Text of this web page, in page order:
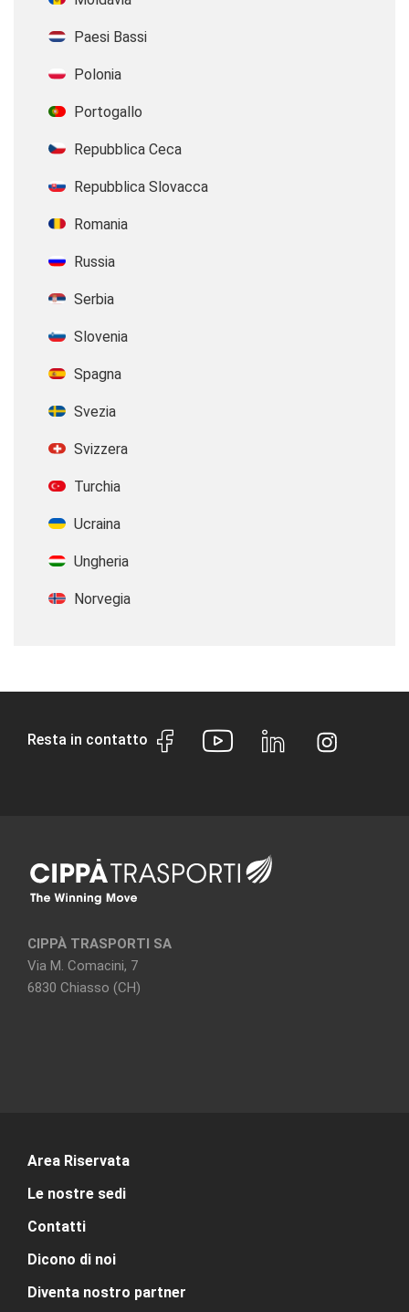
Paesi Bassi
Polonia
Portogallo
Repubblica Ceca
Repubblica Slovacca
Romania
Russia
Serbia
Slovenia
Spagna
Svezia
Svizzera
Turchia
Ucraina
Ungheria
Norvegia
Resta in contatto
CIPPÀ TRASPORTI SA
Via M. Comacini, 7
6830 Chiasso (CH)
Area Riservata
Le nostre sedi
Contatti
Dicono di noi
Diventa nostro partner